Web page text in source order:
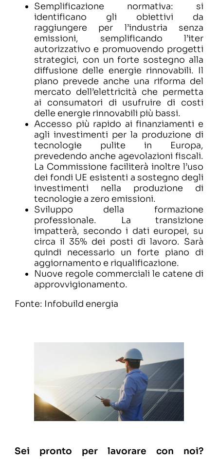
Semplificazione normativa: si
identificano gli obiettivi da
raggiungere per l’industria senza
emissioni, semplificando l’iter
autorizzativo e promuovendo progetti
strategici, con un forte sostegno alla
diffusione delle energie rinnovabili. Il
piano prevede anche una riforma del
mercato dell’elettricità che permetta
ai consumatori di usufruire di costi
delle energie rinnovabili più bassi.
Accesso più rapido ai finanziamenti e
agli investimenti per la produzione di
tecnologie pulite in Europa,
prevedendo anche agevolazioni fiscali.
La Commissione faciliterà inoltre l’uso
dei fondi UE esistenti a sostegno degli
investimenti nella produzione di
tecnologie a zero emissioni.
Sviluppo della formazione
professionale. La transizione
impatterà, secondo i dati europei, su
circa il 35% dei posti di lavoro. Sarà
quindi necessario un forte piano di
aggiornamento e riqualificazione.
Nuove regole commerciali le catene di
approvvigionamento.
Fonte: Infobuild energia
Sei pronto per lavorare con noi?